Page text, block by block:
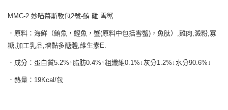
１．透過由恩沛科技股份有限公司提供之「AFTEE先享後付」服務完成之交
易，需依本服務之必要範圍內提供個人資料，並將交易相關給付款項請求債
２．關於個人資料處理事宜，請瀏覽以下網址：
３．未成年的使用者請事先徵得法定代理人或監護人之同意方可使用
MMC-2 妙喵慕斯軟包2號-鮪.雞.雪蟹
．原料：海鮮（鮪魚，鰹魚，蟹(原料中包括雪蟹)，魚肽）,雞肉,澱粉,寡
糖,加工乳品,增黏多醣體,維生素E.
．成分：蛋白質5.2%↑脂肪0.4%↑粗纖維0.1%↓灰分1.2%↓水分90.6%↓
．熱量：19Kcal/包